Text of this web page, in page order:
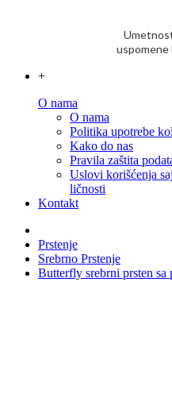
uspomene
+
O nama
O nama
Politika upotrebe
Kako do nas
Pravila zaštita
Uslovi korišćenja
ličnosti
Kontakt
Prstenje
Srebrno Prstenje
Butterfly srebrni prsten sa